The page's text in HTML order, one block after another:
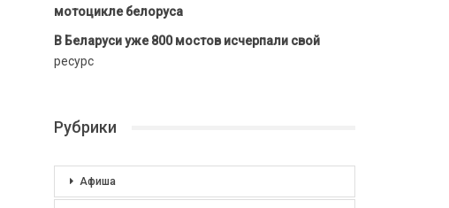
мотоцикле белоруса
В Беларуси уже 800 мостов исчерпали свой
ресурс
Рубрики
Афиша